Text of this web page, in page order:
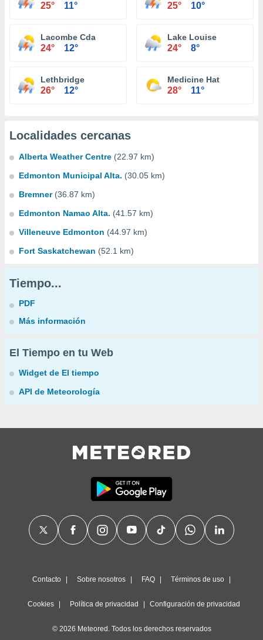
25° 11° 25° 10°
Lacombe Cda
24° 12°
Lake Louise
24° 8°
Lethbridge
26° 12°
Medicine Hat
28° 11°
Localidades cercanas
Alberta Weather Centre (22.97 km)
Edmonton Municipal Alta. (30.05 km)
Bremner (36.87 km)
Edmonton Namao Alta. (41.57 km)
Villeneuve Edmonton (44.97 km)
Fort Saskatchewan (52.1 km)
Tiempo...
PDF
Más información
El Tiempo en tu Web
Widget de El tiempo
API de Meteorología
Contacto Sobre nosotros FAQ Términos de uso
Cookies Política de privacidad Configuración de privacidad
© 2026 Meteored. Todos los derechos reservados